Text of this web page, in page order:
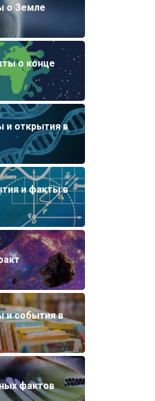
о Земле
о конце
и открытия в
и факты в
и события в
фактов